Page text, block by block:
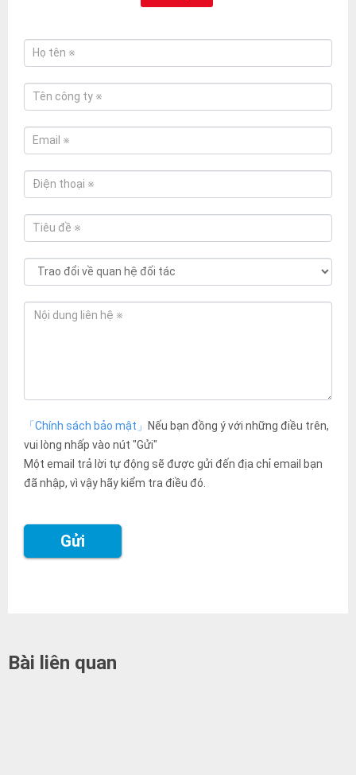
「Chính sách bảo mật」
Nếu bạn đồng ý với những điều trên,
vui lòng nhấp vào nút "Gửi"
Một email trả lời tự động sẽ được gửi đến địa chỉ email bạn
đã nhập, vì vậy hãy kiểm tra điều đó.
Bài liên quan